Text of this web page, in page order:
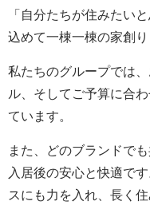
「自分たちが住みたい
込めて一棟一棟の家創り
私たちのグループでは
ル、そしてご予算に合
ています。
また、どのブランドで
入居後の安心と快適で
スにも力を入れ、長く